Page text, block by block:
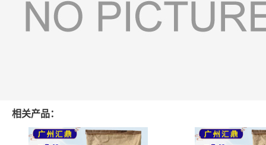
相关产品：